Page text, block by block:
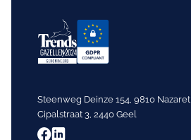
Steenweg Deinze 154, 9810
Cipalstraat 3, 2440 Geel